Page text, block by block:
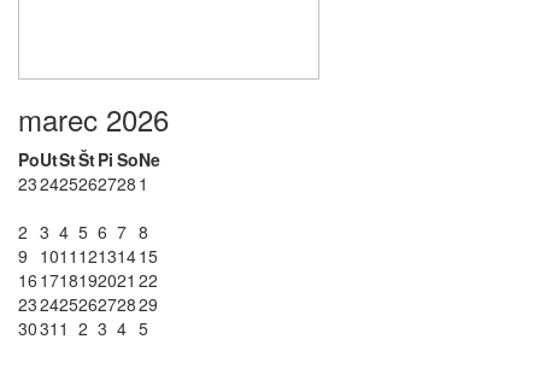
marec 2026
PoUtStŠtPi SoNe
232425262728 1
2 3 4 5 6 7 8
9 1011 12131415
16 1718192021 22
23242526272829
3031 1 2 3 4 5